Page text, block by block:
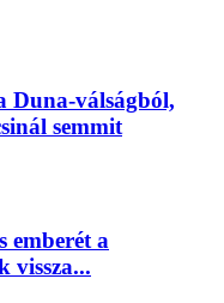
Duna-válságból,
semmit
emberét a
vissza...